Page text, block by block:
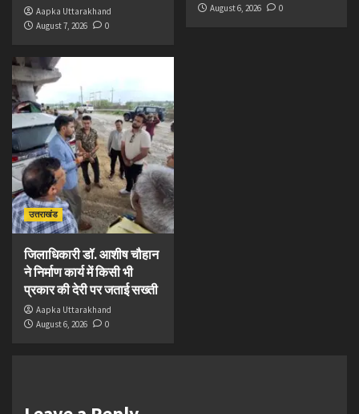
Aapka Uttarakhand
August 7, 2026
0
August 6, 2026
0
उत्तराखंड
जिलाधिकारी डॉ. आशीष चौहान
ने निर्माण कार्य में किसी भी
प्रकार की देरी पर जताई सख्ती
Aapka Uttarakhand
August 6, 2026
0